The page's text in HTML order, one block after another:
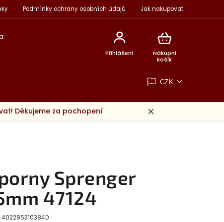
Podmínky ochrany osobních údajů Jak nakupovat
Nákupní
košík
Přihlášení
CZK
Děkujeme za pochopení
Sprenger
47124
4022853103840